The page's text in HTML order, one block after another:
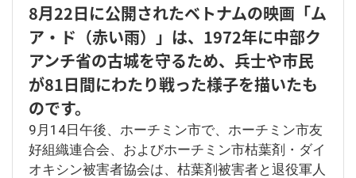
8月22日に公開されたベトナムの映画「ム
ア・ド（赤い雨）」は、1972年に中部ク
アンチ省の古城を守るため、兵士や市民
が81日間にわたり戦った様子を描いたも
のです。
9月14日午後、ホーチミン市で、ホーチミン市友
好組織連合会、およびホーチミン市枯葉剤・ダイ
オキシン被害者協会は、枯葉剤被害者と退役軍人